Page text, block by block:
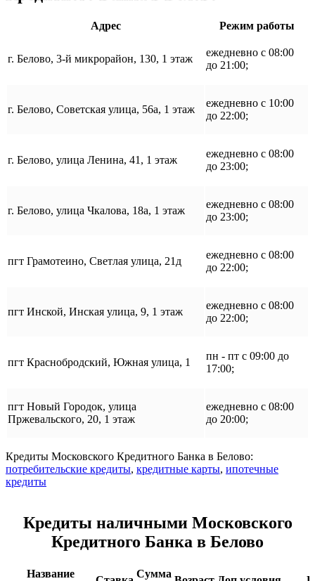
Адрес Режим работы
г. Белово, 3-й микрорайон, 130, 1 этаж
ежедневно с 08:00
до 21:00;
г. Белово, Советская улица, 56а, 1 этаж
ежедневно с 10:00
до 22:00;
г. Белово, улица Ленина, 41, 1 этаж
ежедневно с 08:00
до 23:00;
г. Белово, улица Чкалова, 18а, 1 этаж
ежедневно с 08:00
до 23:00;
пгт Грамотеино, Светлая улица, 21д
ежедневно с 08:00
до 22:00;
пгт Инской, Инская улица, 9, 1 этаж
ежедневно с 08:00
до 22:00;
пгт Краснобродский, Южная улица, 1
пн - пт с 09:00 до
17:00;
пгт Новый Городок, улица
Пржевальского, 20, 1 этаж
ежедневно с 08:00
до 20:00;
Кредиты Московского Кредитного Банка в Белово:
потребительские кредиты, кредитные карты, ипотечные
кредиты
Кредиты наличными Московского
Кредитного Банка в Белово
Название
Сумма